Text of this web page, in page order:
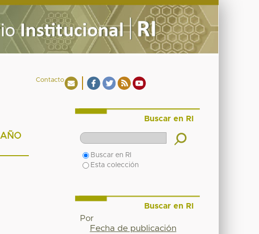
Contacto
Buscar en RI
Buscar en RI
Esta colección
Buscar en RI
Por
Fecha de publicación